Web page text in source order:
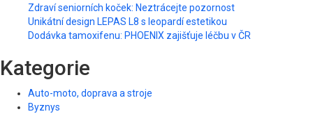
Zdraví seniorních koček: Neztrácejte pozornost
Unikátní design LEPAS L8 s leopardí estetikou
Dodávka tamoxifenu: PHOENIX zajišťuje léčbu v ČR
Kategorie
Auto-moto, doprava a stroje
Byznys